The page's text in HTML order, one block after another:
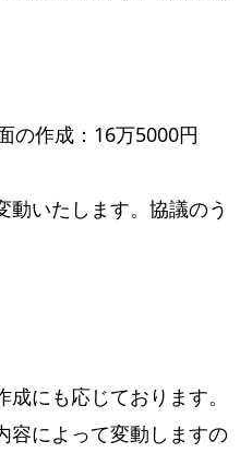
の作成：16万5000円
いたします。協議のう
にも応じております。
容によって変動しますの